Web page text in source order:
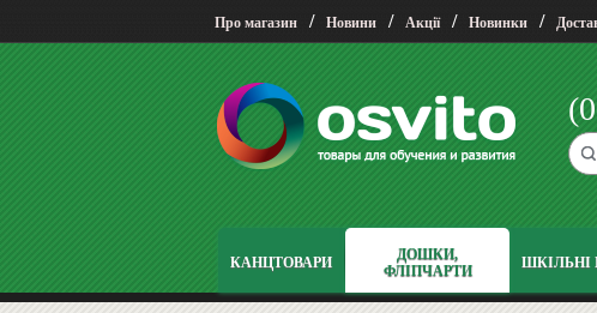
Про магазин / Новини / Акції / Новинки /
КАНЦТОВАРИ
ДОШКИ,
ФЛІПЧАРТИ
ШКІЛЬНІ